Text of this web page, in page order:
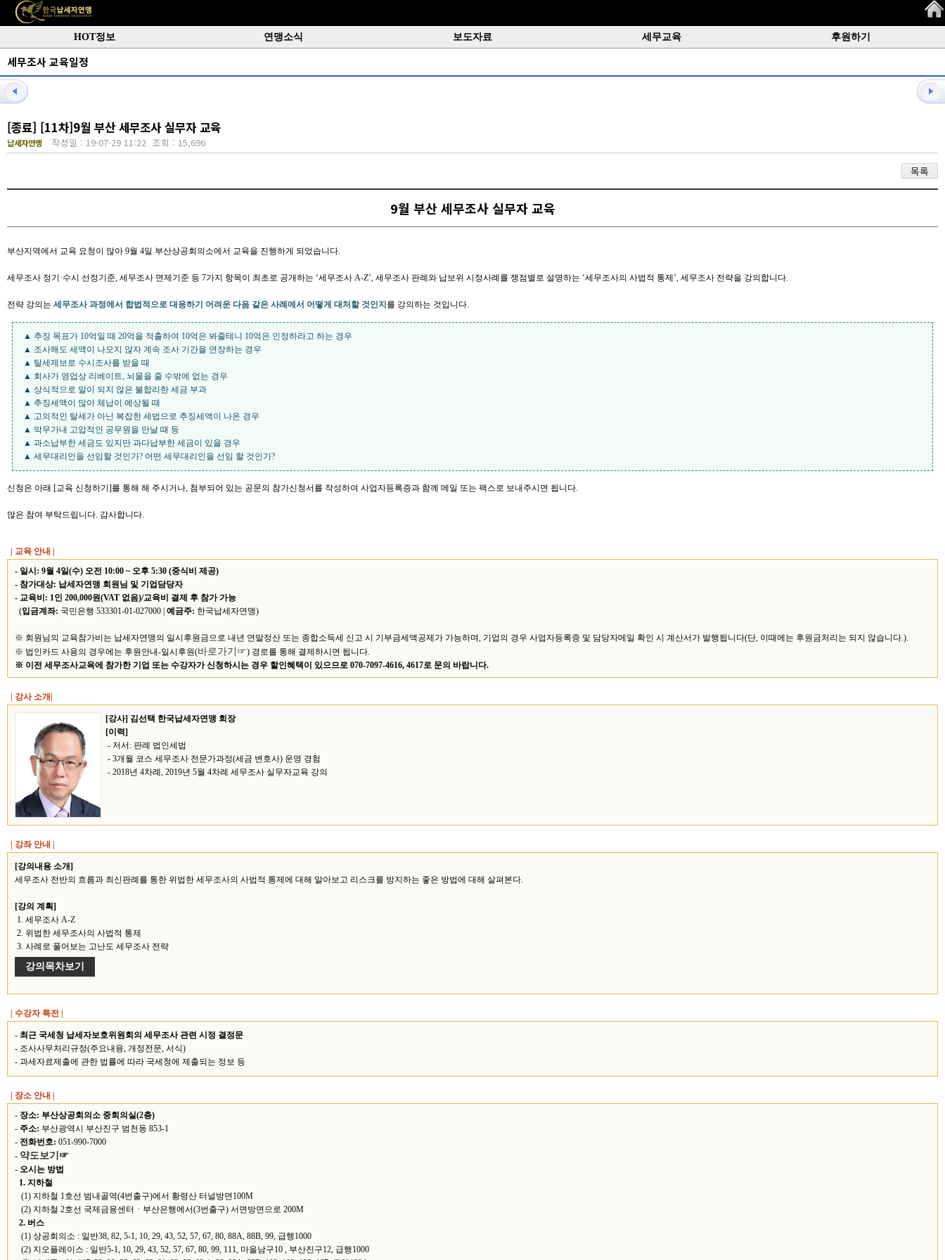
HOT정보 연맹소식 보도자료 세무교육 후원하기
세무조사 교육일정
[종료] [11차]9월 부산 세무조사 실무자 교육
납세자연맹 작성일 : 19-07-29 11:22 조회 : 15,696
목록
9월 부산 세무조사 실무자 교육
부산지역에서 교육 요청이 많아 9월 4일 부산상공회의소에서 교육을 진행하게 되었습니다.
세무조사 정기·수시 선정기준, 세무조사 면제기준 등 7가지 항목이 최초로 공개하는 ‘세무조사 A-Z’, 세무조사 판례와 납보위 시정사례를 쟁점별로 설명하는 ‘세무조사의 사법적 통제’, 세무조사 전략을 강의합니다.
전략 강의는 세무조사 과정에서 합법적으로 대응하기 어려운 다음 같은 사례에서 어떻게 대처할 것인지를 강의하는 것입니다.
▲ 추징 목표가 10억일 때 20억을 적출하여 10억은 봐줄테니 10억은 인정하라고 하는 경우
▲ 조사해도 세액이 나오지 않자 계속 조사 기간을 연장하는 경우
▲ 탈세제보로 수시조사를 받을 때
▲ 회사가 영업상 리베이트, 뇌물을 줄 수밖에 없는 경우
▲ 상식적으로 말이 되지 않은 불합리한 세금 부과
▲ 추징세액이 많아 체납이 예상될 때
▲ 고의적인 탈세가 아닌 복잡한 세법으로 추징세액이 나온 경우
▲ 막무가내 고압적인 공무원을 만날 때 등
▲ 과소납부한 세금도 있지만 과다납부한 세금이 있을 경우
▲ 세무대리인을 선임할 것인가? 어떤 세무대리인을 선임 할 것인가?
신청은 아래 [교육 신청하기]를 통해 해 주시거나, 첨부되어 있는 공문의 참가신청서를 작성하여 사업자등록증과 함께 메일 또는 팩스로 보내주시면 됩니다.
많은 참여 부탁드립니다. 감사합니다.
| 교육 안내 |
- 일시: 9월 4일(수) 오전 10:00 ~ 오후 5:30 (중식비 제공)
- 참가대상: 납세자연맹 회원님 및 기업담당자
- 교육비: 1인 200,000원(VAT 없음)/교육비 결제 후 참가 가능
(입금계좌: 국민은행 533301-01-027000 | 예금주: 한국납세자연맹)
※ 회원님의 교육참가비는 납세자연맹의 일시후원금으로 내년 연말정산 또는 종합소득세 신고 시 기부금세액공제가 가능하며, 기업의 경우 사업자등록증 및 담당자메일 확인 시 계산서가 발행됩니다(단, 이때에는 후원금처리는 되지 않습니다.).
※ 법인카드 사용의 경우에는 후원안내-일시후원(바로가기☞) 경로를 통해 결제하시면 됩니다.
※ 이전 세무조사교육에 참가한 기업 또는 수강자가 신청하시는 경우 할인혜택이 있으므로 070-7097-4616, 4617로 문의 바랍니다.
| 강사 소개|
[강사] 김선택 한국납세자연맹 회장
[이력]
- 저서: 판례 법인세법
- 3개월 코스 세무조사 전문가과정(세금 변호사) 운영 경험
- 2018년 4차례, 2019년 5월 4차례 세무조사 실무자교육 강의
| 강좌 안내 |
[강의내용 소개]
세무조사 전반의 흐름과 최신판례를 통한 위법한 세무조사의 사법적 통제에 대해 알아보고 리스크를 방지하는 좋은 방법에 대해 살펴본다.
[강의 계획]
1. 세무조사 A-Z
2. 위법한 세무조사의 사법적 통제
3. 사례로 풀어보는 고난도 세무조사 전략
강의목차보기
| 수강자 특전 |
- 최근 국세청 납세자보호위원회의 세무조사 관련 시정 결정문
- 조사사무처리규정(주요내용, 개정전문, 서식)
- 과세자료제출에 관한 법률에 따라 국세청에 제출되는 정보 등
| 장소 안내 |
- 장소: 부산상공회의소 중회의실(2층)
- 주소: 부산광역시 부산진구 범천동 853-1
- 전화번호: 051-990-7000
- 약도보기☞
- 오시는 방법
1. 지하철
(1) 지하철 1호선 범내골역(4번출구)에서 황령산 터널방면100M
(2) 지하철 2호선 국제금융센터ㆍ부산은행에서(3번출구) 서면방면으로 200M
2. 버스
(1) 상공회의소 : 일반38, 82, 5-1, 10, 29, 43, 52, 57, 67, 80, 88A, 88B, 99, 급행1000
(2) 지오플레이스 : 일반5-1, 10, 29, 43, 52, 57, 67, 80, 99, 111, 마을남구10 , 부산진구12, 급행1000